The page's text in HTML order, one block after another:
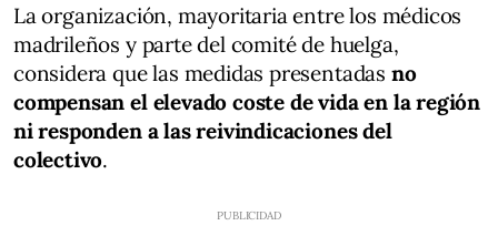
La organización, mayoritaria entre los médicos
madrileños y parte del comité de huelga,
considera que las medidas presentadas no
compensan el elevado coste de vida en la región
ni responden a las reivindicaciones del
colectivo.